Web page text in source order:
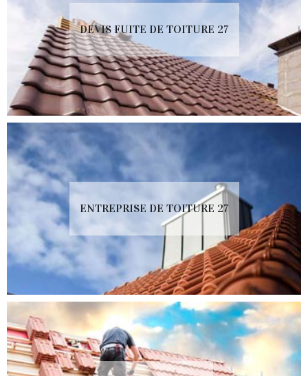
DEVIS FUITE DE TOITURE 27
ENTREPRISE DE TOITURE 27